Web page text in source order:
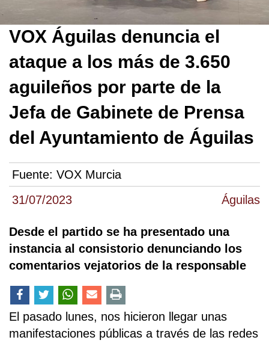
31/07/2023 Águilas
VOX Águilas denuncia el
ataque a los más de 3.650
aguileños por parte de la
Jefa de Gabinete de Prensa
del Ayuntamiento de Águilas
Fuente: VOX Murcia
Desde el partido se ha presentado una
instancia al consistorio denunciando los
comentarios vejatorios de la responsable
El pasado lunes, nos hicieron llegar unas
manifestaciones públicas a través de las redes